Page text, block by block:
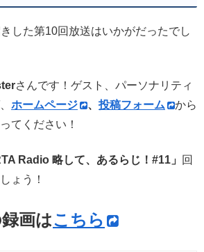
した第10回放送はいかがだったでし
さんです！ゲスト、パーソナリティ
ホームページ 、 投稿フォーム
から
てください！
Radio 略して、あるらじ！#11 」
回
ょう！
画はこちら